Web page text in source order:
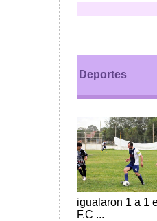
Deportes
igualaron 1 a 1
F.C ...